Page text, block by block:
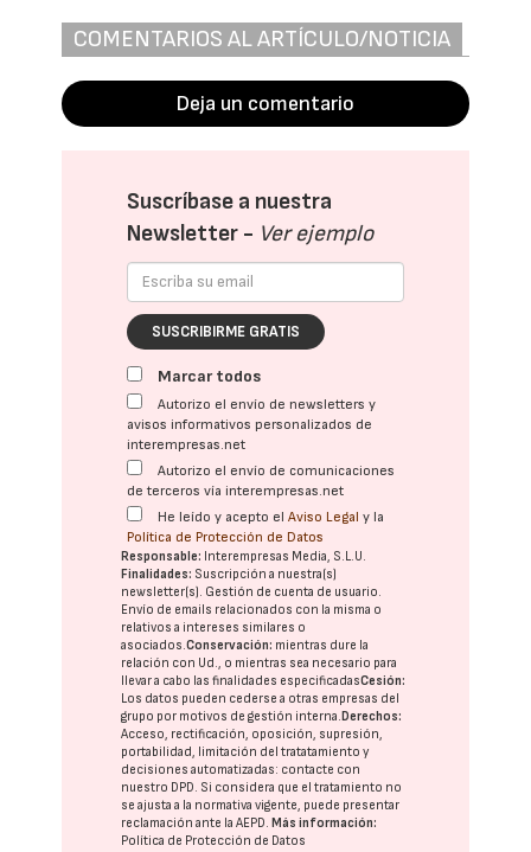
COMENTARIOS AL ARTÍCULO/NOTICIA
Deja un comentario
Suscríbase a nuestra
Newsletter - Ver ejemplo
SUSCRIBIRME GRATIS
Marcar todos
Autorizo el envío de newsletters y
avisos informativos personalizados de
interempresas.net
Autorizo el envío de comunicaciones
de terceros vía interempresas.net
He leído y acepto elAviso Legal y la
Política de Protección de Datos
Responsable: Interempresas Media, S.L.U.
Finalidades: Suscripción a nuestra(s)
newsletter(s). Gestión de cuenta de usuario.
Envío de emails relacionados con la misma o
relativos a intereses similares o
asociados.Conservación: mientras dure la
relación con Ud., o mientras sea necesario para
llevar a cabo las finalidades especificadasCesión:
Los datos pueden cederse a otras empresas del
grupo por motivos de gestión interna.Derechos:
Acceso, rectificación, oposición, supresión,
portabilidad, limitación del tratatamiento y
decisiones automatizadas: contacte con
nuestro DPD . Si considera que el tratamiento no
se ajusta a la normativa vigente, puede presentar
reclamación ante laAEPD .Más información:
Política de Protección de Datos